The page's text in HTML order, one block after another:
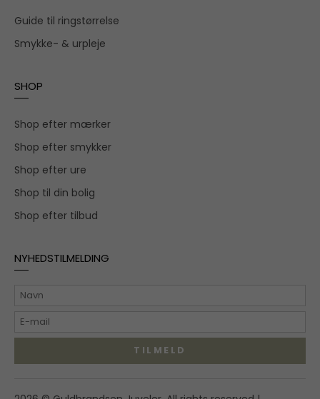
Guide til ringstørrelse
Smykke- & urpleje
SHOP
Shop efter mærker
Shop efter smykker
Shop efter ure
Shop til din bolig
Shop efter tilbud
NYHEDSTILMELDING
TILMELD